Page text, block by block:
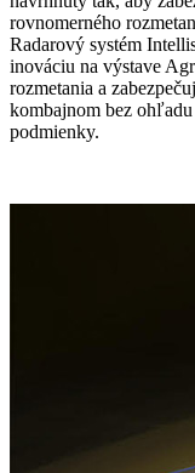
rovnomerného
Radarový systém
inováciu na výstave
rozmetania a
kombajnom bez
podmienky.